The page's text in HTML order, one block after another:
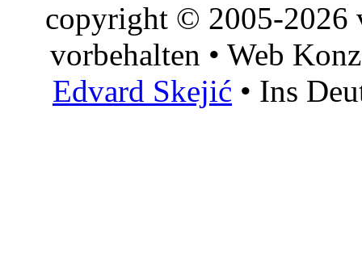
copyright © 2005-2026
vorbehalten • Web
Edvard Skejić • Ins